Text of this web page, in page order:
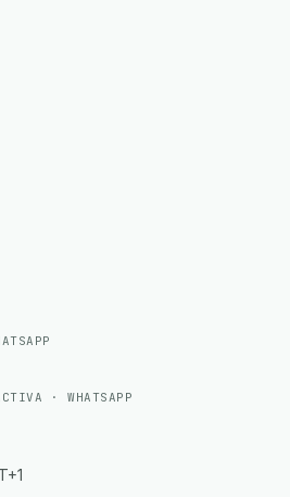
· WHATSAPP